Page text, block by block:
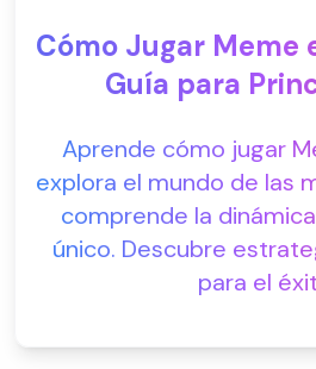
Cómo Jugar Meme
Guía para
Aprende cómo jugar
explora el mundo de las
comprende la
único. Descubre
para el